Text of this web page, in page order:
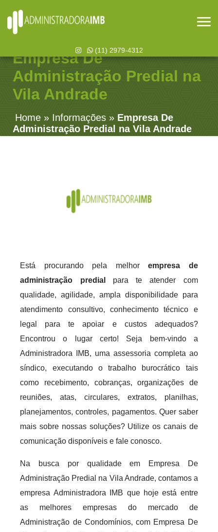
(11) 2979-4312
Empresa De
Administração Predial na
Vila Andrade
Home » Informações » Empresa De
Administração Predial na Vila Andrade
Está procurando pela melhorempresa de
administração predial
para te atender com
qualidade, agilidade, ampla disponibilidade para
atendimento consultivo, conhecimento técnico e
legal para te apoiar e custos adequados?
Encontrou o lugar certo! Seja bem-vindo a
Administradora IMB, uma assessoria completa ao
síndico, executando o trabalho burocrático tais
como recebimento, cobranças, organizações de
reuniões, atas, circulares, extratos, planilhas,
planejamentos, controles, pagamentos. Quer saber
mais sobre nossas soluções? Utilize os canais de
comunicação disponíveis e fale conosco.
Na busca por qualidade em Empresa De
Administração Predial na Vila Andrade, contamos a
empresa Administradora IMB que hoje está entre
as melhores empresas do mercado de
Administração de Condomínios, com Empresa De